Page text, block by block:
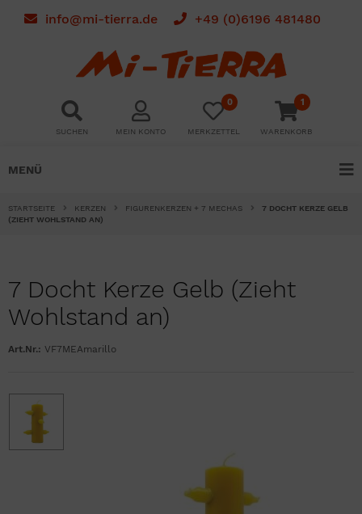
info@mi-tierra.de +49 (0)6196 481480
SUCHEN MEIN KONTO
0
MERKZETTEL
1
WARENKORB
MENÜ
STARTSEITE KERZEN FIGURENKERZEN + 7 MECHAS
7 DOCHT KERZE GELB
(ZIEHT WOHLSTAND AN)
7 Docht Kerze Gelb (Zieht
Wohlstand an)
Art.Nr.: VF7MEAmarillo